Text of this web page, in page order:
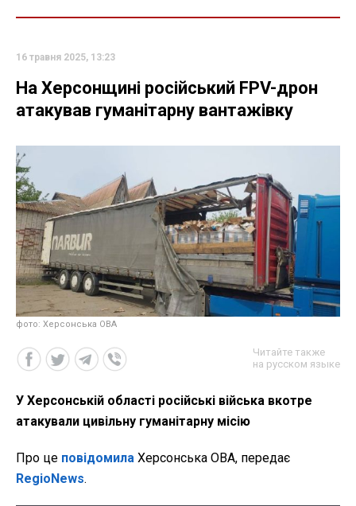
16 травня 2025, 13:23
На Херсонщині російський FPV-дрон
атакував гуманітарну вантажівку
фото: Херсонська ОВА
Читайте также
на русском языке
У Херсонській області російські війська вкотре
атакували цивільну гуманітарну місію
Про це повідомила Херсонська ОВА, передає
RegioNews.